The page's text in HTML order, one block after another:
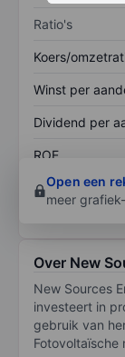
Ratio's
Koers/
Winst per
Dividend per
ROE
Open een
meer
Over New
New Sources
investeert in
gebruik van
Fotovoltaïsche